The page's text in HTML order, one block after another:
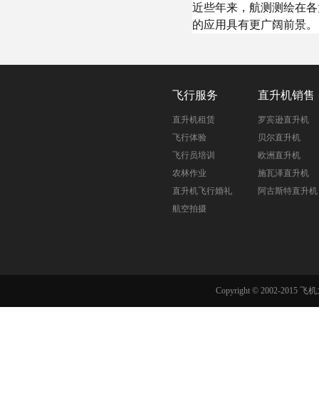
近些年来，航测测绘在
的应用具有更广阔前景。
飞行服务
直升机租赁
飞行体验
飞行员培训
农林作业
直升机飞行婚礼
航空拍摄
直升机销售
罗宾逊直升机
贝尔直升机
欧洲直升机
施瓦泽直升机
阿古斯特直升机
Copyright © 2002-2015 飞